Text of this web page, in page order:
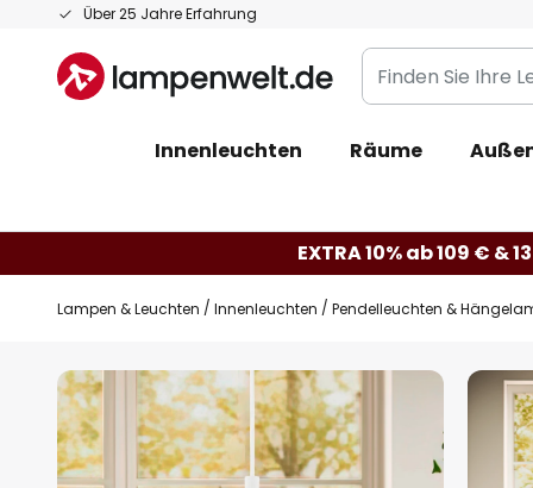
Über 25 Jahre Erfahrung
Zum
springen
Finden
Sie
Leuchte...
Innenleuchten Räume
EXTRA 10% ab 109 € &
Lampen & Leuchten Innenleuchten Pendelleuchten &
Zum
Ende
der
Bildgalerie